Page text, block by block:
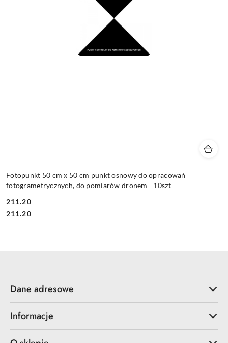
Fotopunkt 50 cm x 50 cm punkt osnowy do opracowań
fotogrametrycznych, do pomiarów dronem - 10szt
Cena:
211.20
Cena:
211.20
Dane adresowe
Informacje